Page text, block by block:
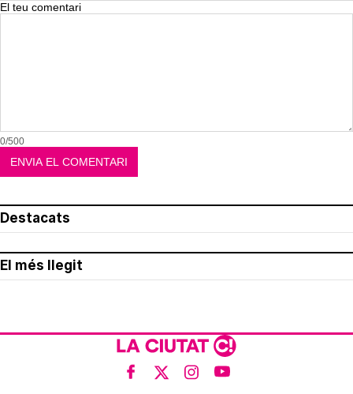
El teu comentari
0/500
Destacats
El més llegit